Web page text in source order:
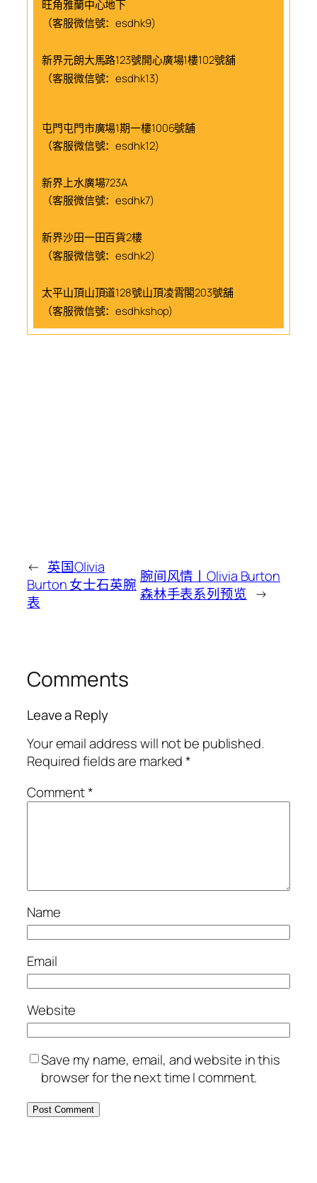
旺角雅蘭中心地下
（客服微信號：esdhk9)
新界元朗大馬路123號開心廣場1樓102號舖
（客服微信號：esdhk13)
屯門屯門市廣場1期一樓1006號舖
（客服微信號：esdhk12)
新界上水廣場723A
（客服微信號：esdhk7)
新界沙田一田百貨2樓
（客服微信號：esdhk2)
太平山頂山頂道128號山頂凌霄閣203號舖
（客服微信號：esdhkshop)
← 英国Olivia
Burton 女士石英腕
表
腕间风情丨Olivia Burton
森林手表系列预览 →
Comments
Leave a Reply
Your email address will not be published.
Required fields are marked*
Comment*
Name
Email
Website
Save my name, email, and website in this
browser for the next time I comment.